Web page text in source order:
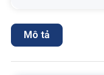
Mô tả